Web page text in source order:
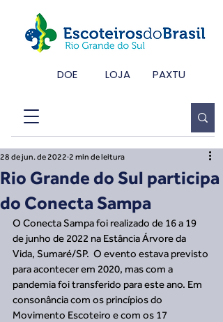
DOE LOJA PAXTU
Rio Grande do Sul participa
do Conecta Sampa
28 de jun. de 2022 2 min de leitura
O Conecta Sampa foi realizado de 16 a 19
de junho de 2022 na Estância Árvore da
Vida, Sumaré/SP.  O evento estava previsto
para acontecer em 2020, mas com a
pandemia foi transferido para este ano. Em
consonância com os princípios do
Movimento Escoteiro e com os 17